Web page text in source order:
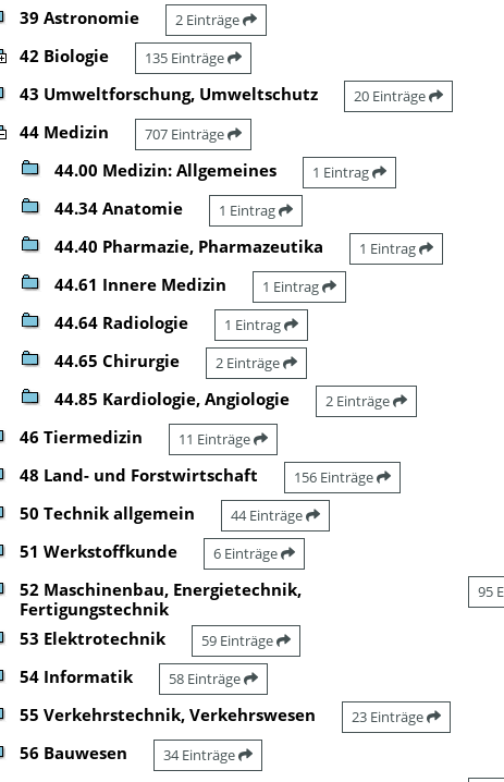
39 Astronomie 2 Einträge
42 Biologie 135 Einträge
43 Umweltforschung, Umweltschutz 20 Einträge
44 Medizin 707 Einträge
44.00 Medizin: Allgemeines 1 Eintrag
44.34 Anatomie 1 Eintrag
44.40 Pharmazie, Pharmazeutika 1 Eintrag
44.61 Innere Medizin 1 Eintrag
44.64 Radiologie 1 Eintrag
44.65 Chirurgie 2 Einträge
44.85 Kardiologie, Angiologie 2 Einträge
46 Tiermedizin 11 Einträge
48 Land- und Forstwirtschaft 156 Einträge
50 Technik allgemein 44 Einträge
51 Werkstoffkunde 6 Einträge
52 Maschinenbau, Energietechnik,
Fertigungstechnik
95
53 Elektrotechnik 59 Einträge
54 Informatik 58 Einträge
55 Verkehrstechnik, Verkehrswesen 23 Einträge
56 Bauwesen 34 Einträge